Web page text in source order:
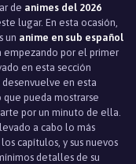
de animes del 2026
lugar. En esta ocasión,
un anime en sub español
por el primer
en esta sección
en esta
pueda mostrarse
por un minuto de ella.
a cabo lo más
capítulos, y sus nuevos
detalles de su